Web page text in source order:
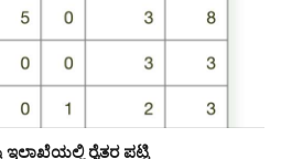
ಇಲಾಖೆಯಲ್ಲಿ ರೈತರ ಪಟ್ಟಿ